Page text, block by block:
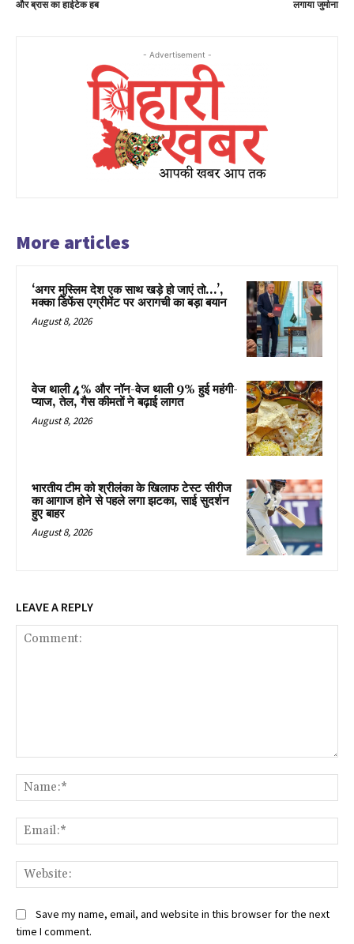
और ब्रास का हाईटेक हब लगाया जुर्माना
- Advertisement -
More articles
‘अगर मुस्लिम देश एक साथ खड़े हो जाएं तो…’,
मक्का डिफेंस एग्रीमेंट पर अरागची का बड़ा बयान
August 8, 2026
वेज थाली 4% और नॉन-वेज थाली 9% हुई महंगी-
प्याज, तेल, गैस कीमतों ने बढ़ाई लागत
August 8, 2026
भारतीय टीम को श्रीलंका के खिलाफ टेस्ट सीरीज
का आगाज होने से पहले लगा झटका, साई सुदर्शन
हुए बाहर
August 8, 2026
LEAVE A REPLY
Save my name, email, and website in this browser for the next
time I comment.